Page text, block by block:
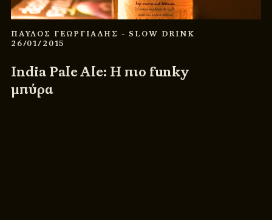
ΠΑΥΛΟΣ ΓΕΩΡΓΙΑΔΗΣ - SLOW DRINK
26/01/2015
India Pale Ale: Η πιο funky
μπύρα